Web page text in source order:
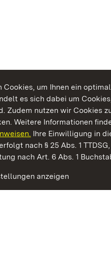
Cookies, um Ihnen ein
es sich dabei um
Zudem nutzen wir Cookies
Weitere Informationen
Ihre Einwilligung in
nach § 25 Abs. 1
nach Art. 6 Abs. 1
anzeigen
Genießen.